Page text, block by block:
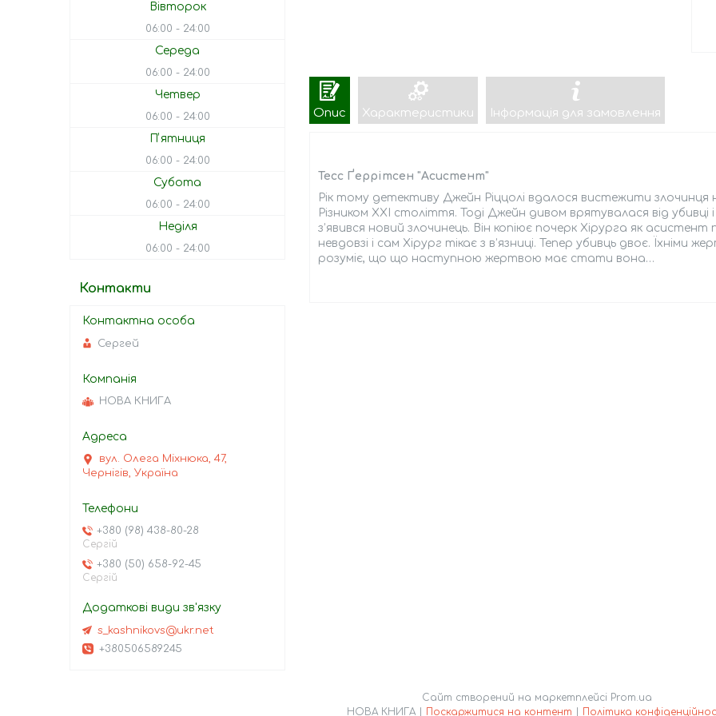
Опис Характеристики Інформація для замовлення
Тесс Ґеррітсен "Асистент"
Рік тому детективу Джейн Ріццолі вдалося вистежити злочинця
Різником ХХI століття. Тоді Джейн дивом врятувалася від
з’явився новий злочинець. Він копіює почерк Хірурга як
невдовзі і сам Хірург тікає з в’язниці. Тепер убивць двоє. Їхніми
розуміє, що що наступною жертвою має стати вона…
Вівторок
06:00 24:00
Середа
06:00 24:00
Четвер
06:00 24:00
Пʼятниця
06:00 24:00
Субота
06:00 24:00
Неділя
06:00 24:00
Контакти
Сергей
НОВА КНИГА
вул. Олега Міхнюка, 47,
Чернігів, Україна
+380 (98) 438-80-28
Сергій
+380 (50) 658-92-45
Сергій
s_kashnikovs@ukr.net
+380506589245
Сайт створений на маркетплейсі Prom.ua
Поскаржитися на контент Політика